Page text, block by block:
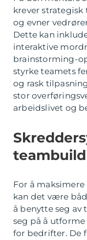
krever
og evner
Dette kan
interaktive
brainstorming-
styrke teamets
og rask
stor
arbeidslivet og
For å
kan det være
å benytte seg av
seg på å
for bedrifter. De